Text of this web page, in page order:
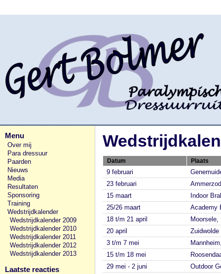
Menu
Over mij
Para dressuur
Paarden
Nieuws
Media
Resultaten
Sponsoring
Training
Wedstrijdkalender
Wedstrijdkalender 2009
Wedstrijdkalender 2010
Wedstrijdkalender 2011
Wedstrijdkalender 2012
Wedstrijdkalender 2013
Laatste reacties
Datum Plaats
9 februari
23 februari
15 maart
Indoor
25/26 maart
Academy
18 t/m 21 april
Moorsele,
20 april
Zuidwolde
3 t/m 7 mei
15 t/m 18 mei
29 mei - 2 juni
Outdoor